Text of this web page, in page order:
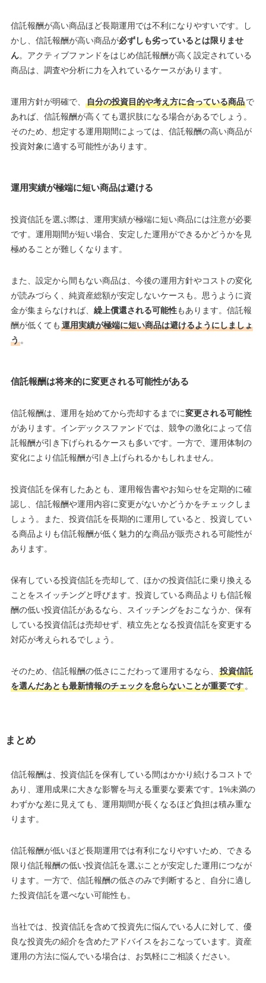
信託報酬が高い商品ほど長期運用では不利になりやすいです。し
かし、信託報酬が高い商品が必ずしも劣っているとは限りませ
ん。アクティブファンドをはじめ信託報酬が高く設定されている
商品は、調査や分析に力を入れているケースがあります。
運用方針が明確で、 自分の投資目的や考え方に合っている商品で
あれば、信託報酬が高くても選択肢になる場合があるでしょう。
そのため、想定する運用期間によっては、信託報酬の高い商品が
投資対象に適する可能性があります。
運用実績が極端に短い商品は避ける
投資信託を選ぶ際は、運用実績が極端に短い商品には注意が必要
です。運用期間が短い場合、安定した運用ができるかどうかを見
極めることが難しくなります。
また、設定から間もない商品は、今後の運用方針やコストの変化
が読みづらく、純資産総額が安定しないケースも。思うように資
金が集まらなければ、 繰上償還される可能性もあります。信託報
酬が低くても 運用実績が極端に短い商品は避けるようにしましょ
う。
信託報酬は将来的に変更される可能性がある
信託報酬は、運用を始めてから売却するまでに変更される可能性
があります。インデックスファンドでは、競争の激化によって信
託報酬が引き下げられるケースも多いです。一方で、運用体制の
変化により信託報酬が引き上げられるかもしれません。
投資信託を保有したあとも、運用報告書やお知らせを定期的に確
認し、信託報酬や運用内容に変更がないかどうかをチェックしま
しょう。また、投資信託を長期的に運用していると、投資してい
る商品よりも信託報酬が低く魅力的な商品が販売される可能性が
あります。
保有している投資信託を売却して、ほかの投資信託に乗り換える
ことをスイッチングと呼びます。投資している商品よりも信託報
酬の低い投資信託があるなら、スイッチングをおこなうか、保有
している投資信託は売却せず、積立先となる投資信託を変更する
対応が考えられるでしょう。
そのため、信託報酬の低さにこだわって運用するなら、
投資信託
を選んだあとも最新情報のチェックを怠らないことが重要です。
まとめ
信託報酬は、投資信託を保有している間はかかり続けるコストで
あり、運用成果に大きな影響を与える重要な要素です。1%未満の
わずかな差に見えても、運用期間が長くなるほど負担は積み重な
ります。
信託報酬が低いほど長期運用では有利になりやすいため、できる
限り信託報酬の低い投資信託を選ぶことが安定した運用につなが
ります。一方で、信託報酬の低さのみで判断すると、自分に適し
た投資信託を選べない可能性も。
当社では、投資信託を含めて投資先に悩んでいる人に対して、優
良な投資先の紹介を含めたアドバイスをおこなっています。資産
運用の方法に悩んでいる場合は、お気軽にご相談ください。